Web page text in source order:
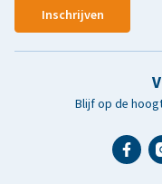
Inschrijven
Blijf op de